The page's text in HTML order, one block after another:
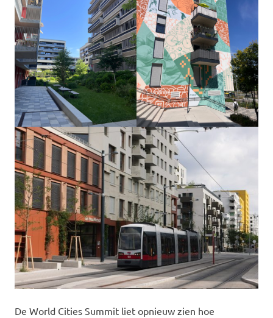
De World Cities Summit liet opnieuw zien hoe